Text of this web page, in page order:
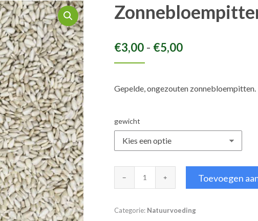
€3,00 - €5,00Prijsklasse:
Gepelde, ongezouten zonnebloempitten.
gewicht
Zonnebloempitten
aantal
Toevoegen
Categorie: Natuurvoeding